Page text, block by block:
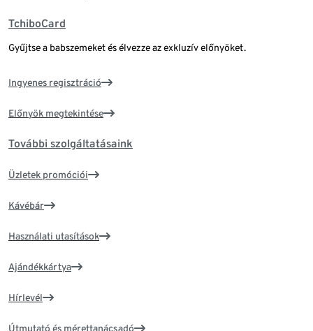
TchiboCard
Gyűjtse a babszemeket és élvezze az exkluzív előnyöket.
Ingyenes regisztráció
Előnyök megtekintése
További szolgáltatásaink
Üzletek promóciói
Kávébár
Használati utasítások
Ajándékkártya
Hírlevél
Útmutató és mérettanácsadó